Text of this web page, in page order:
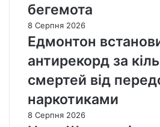
бегемота
8 Серпня 2026
Едмонтон
антирекорд за
смертей від
наркотиками
8 Серпня 2026